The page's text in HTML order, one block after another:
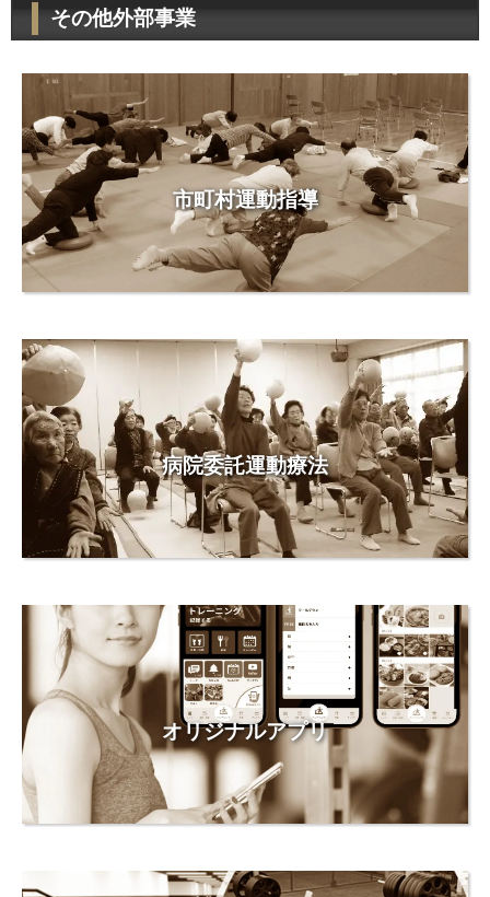
その他外部事業
市町村運動指導
病院委託運動療法
オリジナルアプリ